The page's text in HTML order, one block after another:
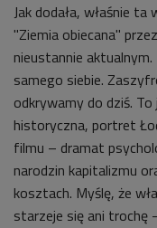
Jak dodała, właśnie
"Ziemia obiecana"
nieustannie
samego siebie.
odkrywamy do dziś.
historyczna, portret
filmu – dramat
narodzin kapitalizmu
kosztach. Myślę, że
starzeje się ani trochę